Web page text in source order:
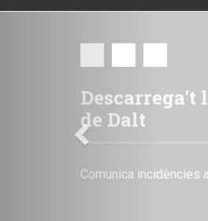
El